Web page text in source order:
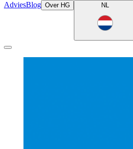
AdviesBlog Over HG NL